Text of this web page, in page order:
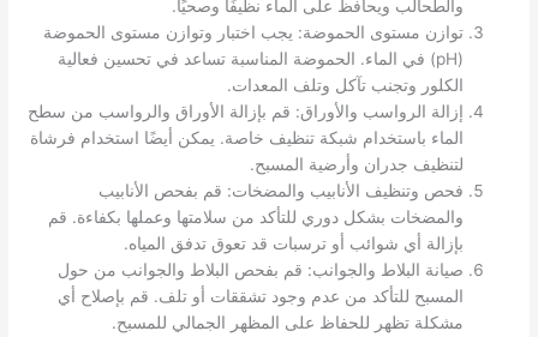
والطحالب ويحافظ على الماء نظيفًا وصحيًا.
توازن مستوى الحموضة: يجب اختبار وتوازن مستوى الحموضة
(pH) في الماء. الحموضة المناسبة تساعد في تحسين فعالية
الكلور وتجنب تآكل وتلف المعدات.
إزالة الرواسب والأوراق: قم بإزالة الأوراق والرواسب من سطح
الماء باستخدام شبكة تنظيف خاصة. يمكن أيضًا استخدام فرشاة
لتنظيف جدران وأرضية المسبح.
فحص وتنظيف الأنابيب والمضخات: قم بفحص الأنابيب
والمضخات بشكل دوري للتأكد من سلامتها وعملها بكفاءة. قم
بإزالة أي شوائب أو ترسبات قد تعوق تدفق المياه.
صيانة البلاط والجوانب: قم بفحص البلاط والجوانب من حول
المسبح للتأكد من عدم وجود تشققات أو تلف. قم بإصلاح أي
مشكلة تظهر للحفاظ على المظهر الجمالي للمسبح.